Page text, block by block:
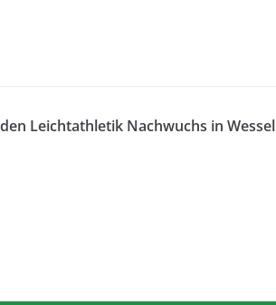
Leichtathletik Nachwuchs in